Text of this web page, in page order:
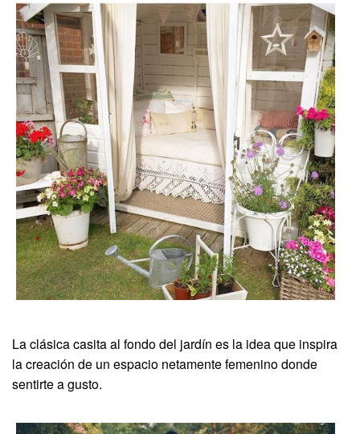
La clásica casita al fondo del jardín es la idea que inspira
la creación de un espacio netamente femenino donde
sentirte a gusto.